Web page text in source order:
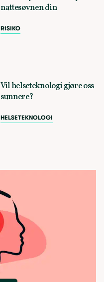
nattesøvnen din
RISIKO
Vil helseteknologi gjøre oss
sunnere?
HELSETEKNOLOGI